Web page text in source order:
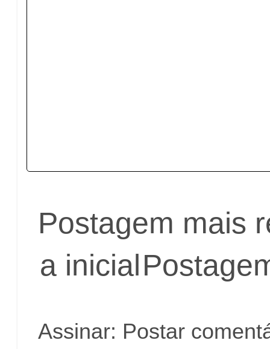
Postagem mais
a inicial
Assinar: Postar